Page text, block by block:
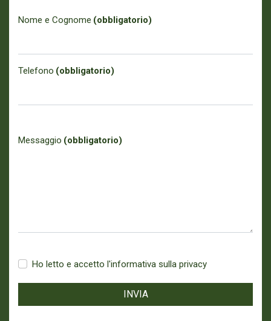
Nome e Cognome (obbligatorio)
Telefono (obbligatorio)
Messaggio (obbligatorio)
Ho letto e accetto l'informativa sulla privacy
INVIA